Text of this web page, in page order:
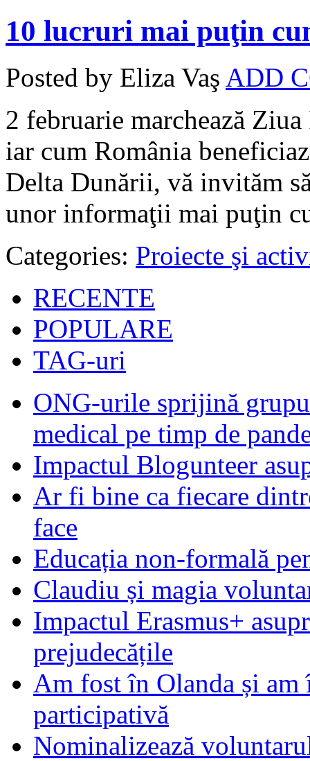
10 lucruri mai puţin
Posted by Eliza Vaş ADD
2 februarie marchează
iar cum România
Delta Dunării, vă invităm
unor informaţii mai puţin
Categories: Proiecte şi
RECENTE
POPULARE
TAG-uri
ONG-urile sprijină
medical pe timp de
Impactul Blogunteer
Ar fi bine ca fiecare
face
Educația non-formală
Claudiu și magia
Impactul Erasmus+
prejudecățile
Am fost în Olanda și am
participativă
Nominalizează